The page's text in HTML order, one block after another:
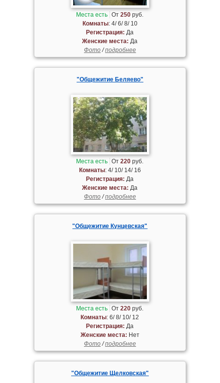
Места есть От250 руб.
Комнаты: 4/ 6/ 8/ 10
Регистрация: Да
Женские места: Да
Фото/подробнее
"Общежитие Беляево"
Места есть От220 руб.
Комнаты: 4/ 10/ 14/ 16
Регистрация: Да
Женские места: Да
Фото/подробнее
"Общежитие Кунцевская"
Места есть От220 руб.
Комнаты: 6/ 8/ 10/ 12
Регистрация: Да
Женские места: Нет
Фото/подробнее
"Общежитие Щелковская"